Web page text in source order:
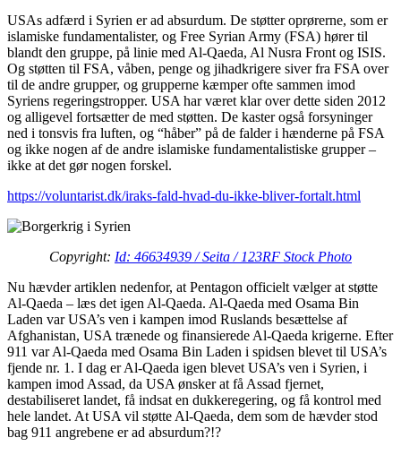
USAs adfærd i Syrien er ad absurdum. De støtter oprørerne, som er
islamiske fundamentalister, og Free Syrian Army (FSA) hører til
blandt den gruppe, på linie med Al-Qaeda, Al Nusra Front og ISIS.
Og støtten til FSA, våben, penge og jihadkrigere siver fra FSA over
til de andre grupper, og grupperne kæmper ofte sammen imod
Syriens regeringstropper. USA har været klar over dette siden 2012
og alligevel fortsætter de med støtten. De kaster også forsyninger
ned i tonsvis fra luften, og “håber” på de falder i hænderne på FSA
og ikke nogen af de andre islamiske fundamentalistiske grupper –
ikke at det gør nogen forskel.
https://voluntarist.dk/iraks-fald-hvad-du-ikke-bliver-fortalt.html
Copyright: Id: 46634939 / Seita / 123RF Stock Photo
Nu hævder artiklen nedenfor, at Pentagon officielt vælger at støtte
Al-Qaeda – læs det igen Al-Qaeda. Al-Qaeda med Osama Bin
Laden var USA’s ven i kampen imod Ruslands besættelse af
Afghanistan, USA trænede og finansierede Al-Qaeda krigerne. Efter
911 var Al-Qaeda med Osama Bin Laden i spidsen blevet til USA’s
fjende nr. 1. I dag er Al-Qaeda igen blevet USA’s ven i Syrien, i
kampen imod Assad, da USA ønsker at få Assad fjernet,
destabiliseret landet, få indsat en dukkeregering, og få kontrol med
hele landet. At USA vil støtte Al-Qaeda, dem som de hævder stod
bag 911 angrebene er ad absurdum?!?